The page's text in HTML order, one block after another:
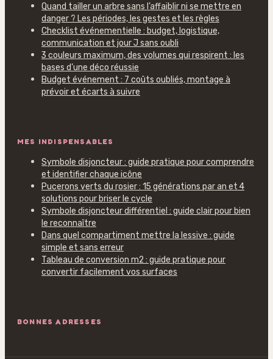
Quand tailler un arbre sans l’affaiblir ni se mettre en
danger ? Les périodes, les gestes et les règles
Checklist événementielle : budget, logistique,
communication et jour J sans oubli
3 couleurs maximum, des volumes qui respirent : les
bases d’une déco réussie
Budget événement : 7 coûts oubliés, montage à
prévoir et écarts à suivre
MES INDISPENSABLES
Symbole disjoncteur : guide pratique pour comprendre
et identifier chaque icône
Pucerons verts du rosier : 15 générations par an et 4
solutions pour briser le cycle
Symbole disjoncteur différentiel : guide clair pour bien
le reconnaître
Dans quel compartiment mettre la lessive : guide
simple et sans erreur
Tableau de conversion m2 : guide pratique pour
convertir facilement vos surfaces
BONNES ADRESSES